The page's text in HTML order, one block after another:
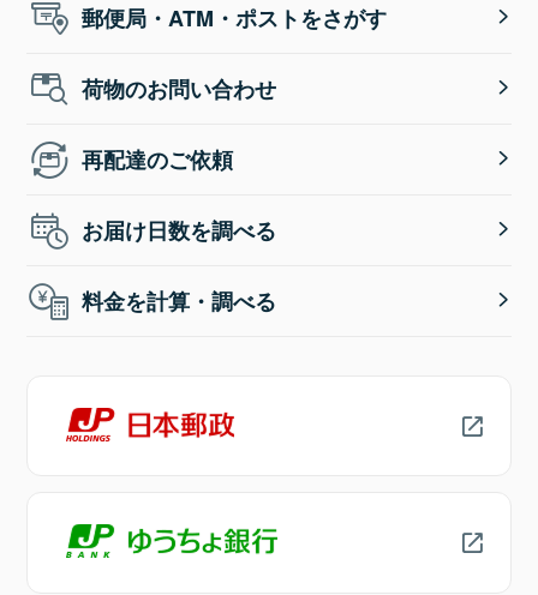
郵便局・ATM・ポストをさがす
荷物のお問い合わせ
再配達のご依頼
お届け日数を調べる
料金を計算・調べる